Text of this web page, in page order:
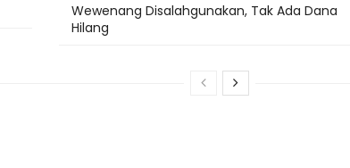
Wewenang Disalahgunakan, Tak Ada Dana
Hilang